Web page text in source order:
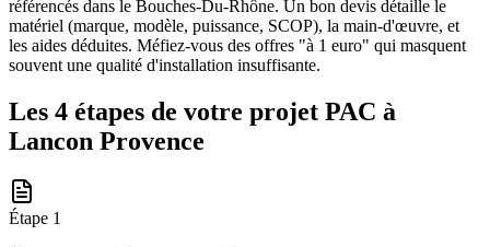
référencés dans le Bouches-Du-Rhône. Un bon devis détaille le
matériel (marque, modèle, puissance, SCOP), la main-d'œuvre, et
les aides déduites. Méfiez-vous des offres "à 1 euro" qui masquent
souvent une qualité d'installation insuffisante.
Les 4 étapes de votre projet PAC à
Lancon Provence
Étape 1